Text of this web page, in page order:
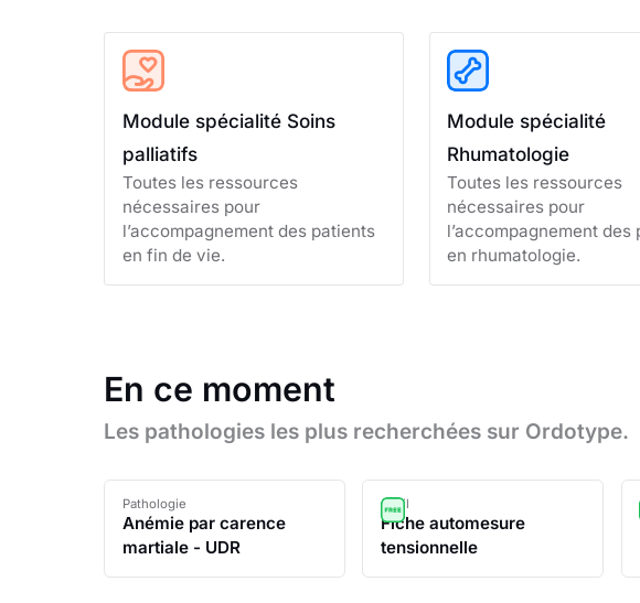
Module spécialité Soins
palliatifs
Toutes les ressources
nécessaires pour
l’accompagnement des patients
en fin de vie.
Module spécialité
Rhumatologie
Toutes les ressources
nécessaires pour
l’accompagnement des
en rhumatologie.
En ce moment
Les pathologies les plus recherchées sur Ordotype.
Pathologie
Anémie par carence
martiale - UDR
Outil
Fiche automesure
tensionnelle